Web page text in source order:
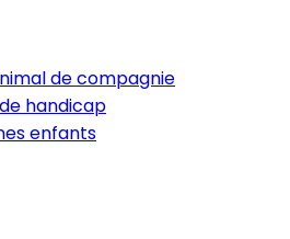
de compagnie
handicap
enfants